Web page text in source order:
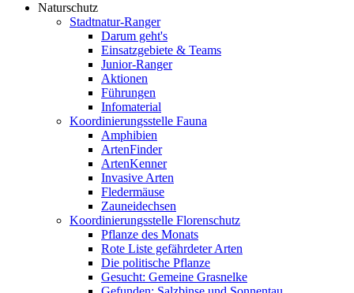
Naturschutz
Stadtnatur-Ranger
Darum geht's
Einsatzgebiete & Teams
Junior-Ranger
Aktionen
Führungen
Infomaterial
Koordinierungsstelle Fauna
Amphibien
ArtenFinder
ArtenKenner
Invasive Arten
Fledermäuse
Zauneidechsen
Koordinierungsstelle Florenschutz
Pflanze des Monats
Rote Liste gefährdeter Arten
Die politische Pflanze
Gesucht: Gemeine Grasnelke